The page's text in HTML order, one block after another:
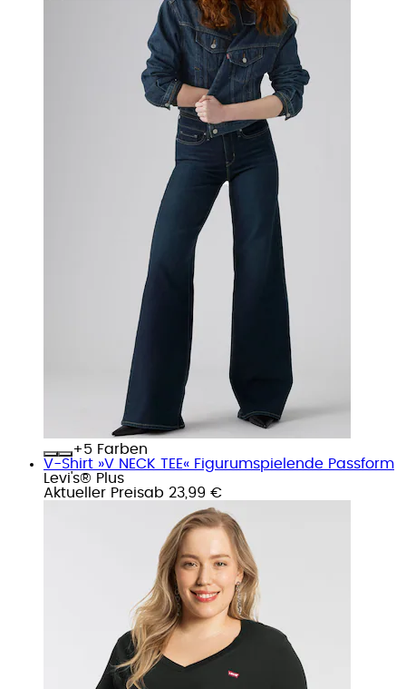
+
Farben
V-Shirt »V NECK TEE« Figurumspielende Passform
Levi's® Plus
Aktueller Preisab 23,99 €